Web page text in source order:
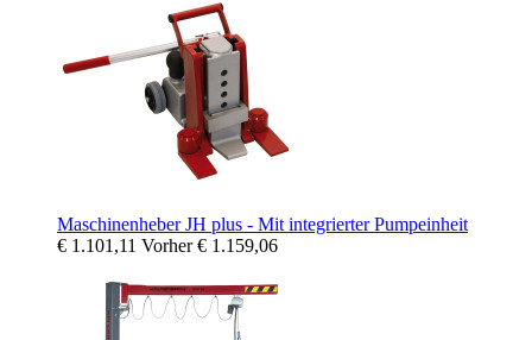
Maschinenheber JH plus - Mit integrierter Pumpeinheit
€ 1.101,11 Vorher€ 1.159,06